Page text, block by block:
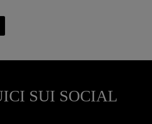
SUI SOCIAL